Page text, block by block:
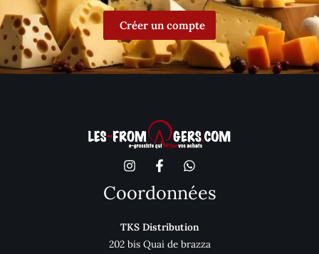
Créer un compte
Coordonnées
TKS Distribution
202 bis Quai de brazza